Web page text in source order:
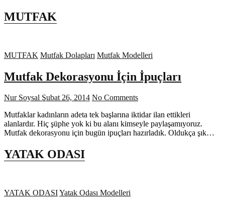
MUTFAK
MUTFAK Mutfak Dolapları Mutfak Modelleri
Mutfak Dekorasyonu İçin İpuçları
Nur Soysal Şubat 26, 2014 No Comments
Mutfaklar kadınların adeta tek başlarına iktidar ilan ettikleri
alanlardır. Hiç şüphe yok ki bu alanı kimseyle paylaşamıyoruz.
Mutfak dekorasyonu için bugün ipuçları hazırladık. Oldukça şık…
YATAK ODASI
YATAK ODASIYatak Odası Modelleri